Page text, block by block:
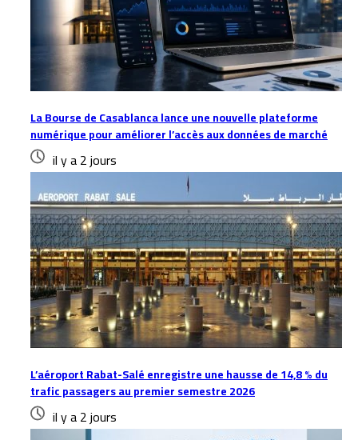
La Bourse de Casablanca lance une nouvelle plateforme
numérique pour améliorer l’accès aux données de marché
il y a 2 jours
L’aéroport Rabat-Salé enregistre une hausse de 14,8 % du
trafic passagers au premier semestre 2026
il y a 2 jours